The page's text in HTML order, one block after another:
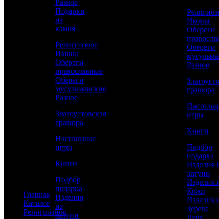
Изделия из дерева
День рождения
Новый год
23 февраля
8 марта
Мужчинам
Женщинам
Руководителю
По профессии
Дизайнерские ключницы: виды и
особенности
Янтарь: Дар моря в подарочной упаковке
Главная
Каталог
Религиозное
Разное
Подарки
из
камня
Религиозное
Иконы
Обереги
православные
Обереги
мусульманские
Разное
Златоустовская
гравюра
Настольные
игры
Книги
Подбор
подарка
Изделия
из
латуни
Иконы
Обереги
Обереги
Разное
гравюра
игры
Книги
Подбор
подарка
Изделия
латуни
Изделия
Кожи
Изделия
дерева
День